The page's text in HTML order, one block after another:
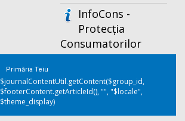
InfoCons -
Protecția
Consumatorilor
Primăria Teiu
$journalContentUtil.getContent($group_id,
$footerContent.getArticleId(), "", "$locale",
$theme_display)